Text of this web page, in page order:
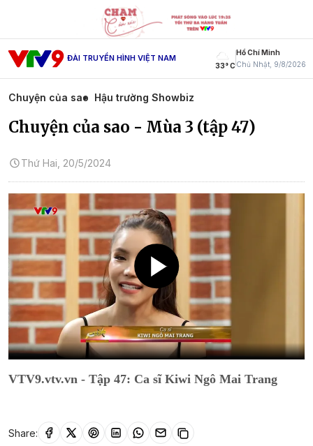
ĐÀI TRUYỀN HÌNH VIỆT NAM
33° C
Hồ Chí Minh
Chủ Nhật, 9/8/2026
Chuyện của sao Hậu trường Showbiz
Chuyện của sao - Mùa 3 (tập 47)
Thứ Hai, 20/5/2024
VTV9.vtv.vn - Tập 47: Ca sĩ Kiwi Ngô Mai Trang
Share: